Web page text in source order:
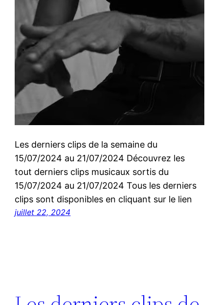
Les derniers clips de la semaine du
15/07/2024 au 21/07/2024 Découvrez les
tout derniers clips musicaux sortis du
15/07/2024 au 21/07/2024 Tous les derniers
clips sont disponibles en cliquant sur le lien
juillet 22, 2024